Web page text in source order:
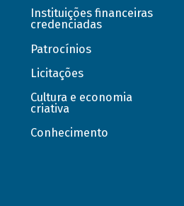
Instituições financeiras
credenciadas
Patrocínios
Licitações
Cultura e economia
criativa
Conhecimento